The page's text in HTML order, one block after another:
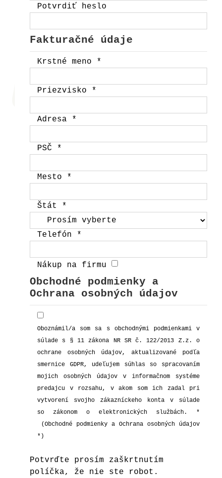
Potvrdiť heslo
Fakturačné údaje
Krstné meno *
Priezvisko *
Adresa *
PSČ *
Mesto *
Štát *
Telefón *
Nákup na firmu
Obchodné podmienky a
Ochrana osobných údajov
Oboznámil/a som sa s obchodnými podmienkami v
súlade s § 11 zákona NR SR č. 122/2013 Z.z. o
ochrane osobných údajov, aktualizované podľa
smernice GDPR, udeľujem súhlas so spracovaním
mojich osobných údajov v informačnom systéme
predajcu v rozsahu, v akom som ich zadal pri
vytvorení svojho zákazníckeho konta v súlade
so zákonom o elektronických službách. *
(Obchodné podmienky a Ochrana osobných údajov
*)
Potvrďte prosím zaškrtnutím
políčka, že nie ste robot.